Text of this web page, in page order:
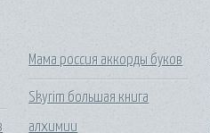
Мама россия аккорды буков
Skyrim большая книга
алхимии